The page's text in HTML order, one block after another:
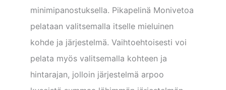
minimipanostuksella. Pikapelinä Monivetoa
pelataan valitsemalla itselle mieluinen
kohde ja järjestelmä. Vaihtoehtoisesti voi
pelata myös valitsemalla kohteen ja
hintarajan, jolloin järjestelmä arpoo